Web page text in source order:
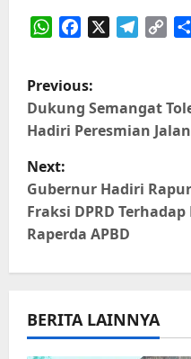
P
o
s
t
n
a
v
i
Previous:
Dukung Semangat
Hadiri Peresmian
Next:
Gubernur Hadiri
Fraksi DPRD
Raperda APBD
BERITA LAINNYA